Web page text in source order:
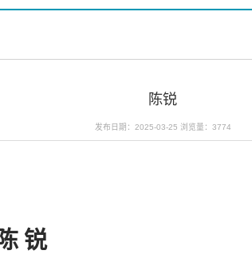
陈锐
发布日期：2025-03-25 浏览量： 3774
陈 锐